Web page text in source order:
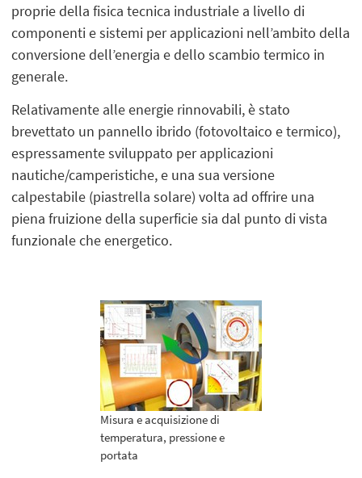
proprie della fisica tecnica industriale a livello di
componenti e sistemi per applicazioni nell’ambito della
conversione dell’energia e dello scambio termico in
generale.
Relativamente alle energie rinnovabili, è stato
brevettato un pannello ibrido (fotovoltaico e termico),
espressamente sviluppato per applicazioni
nautiche/camperistiche, e una sua versione
calpestabile (piastrella solare) volta ad offrire una
piena fruizione della superficie sia dal punto di vista
funzionale che energetico.
Misura e acquisizione di
temperatura, pressione e
portata